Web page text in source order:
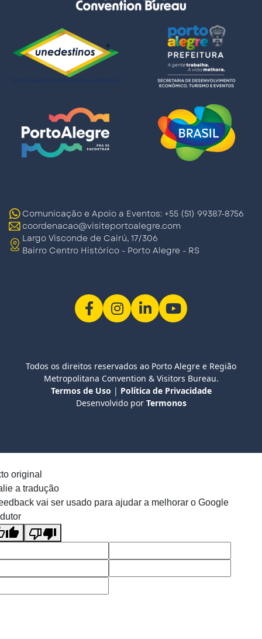
Comunicação e Apoio a Eventos: +55 (51) 99387-8756
coordenacao@visiteportoalegre.com
Largo Visconde de Cairú, 17/306
Bairro Centro Histórico - Porto Alegre - RS
Todos os direitos reservados ao Porto Alegre e Região
Metropolitana Convention & Visitors Bureau.
Termos de Uso | Política de Privacidade
Desenvolvido por Termonos
original
a tradução
vai ser usado para ajudar a melhorar o Google